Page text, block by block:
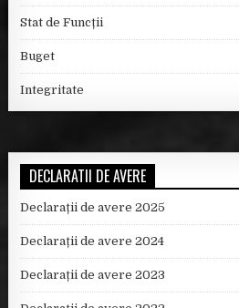
Stat de Funcții
Buget
Integritate
DECLARATII DE AVERE
Declarații de avere 2025
Declarații de avere 2024
Declarații de avere 2023